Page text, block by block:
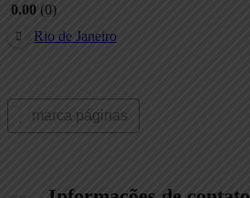
0.00 0
Rio de Janeiro
marca páginas